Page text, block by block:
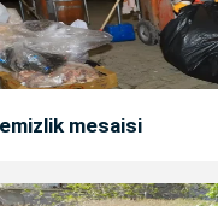
mesaisi